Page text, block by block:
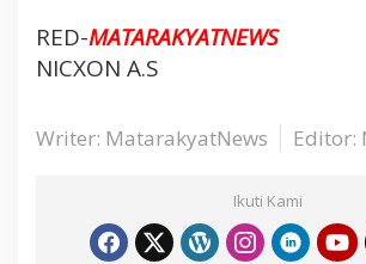
RED-MATARAKYATNEWS
NICXON A.S
Writer: MatarakyatNews Editor:
Ikuti Kami